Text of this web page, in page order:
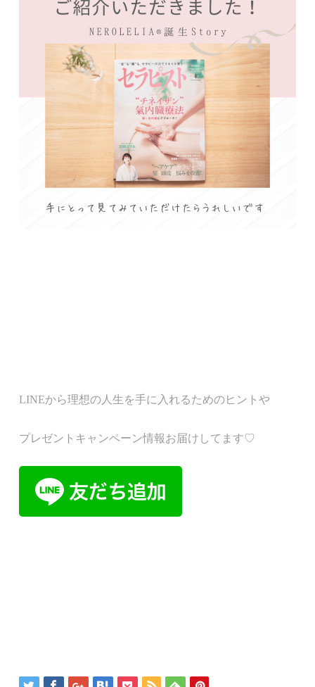
LINEから理想の人生を手に入れるためのヒントや
プレゼントキャンペーン情報お届けしてます♡